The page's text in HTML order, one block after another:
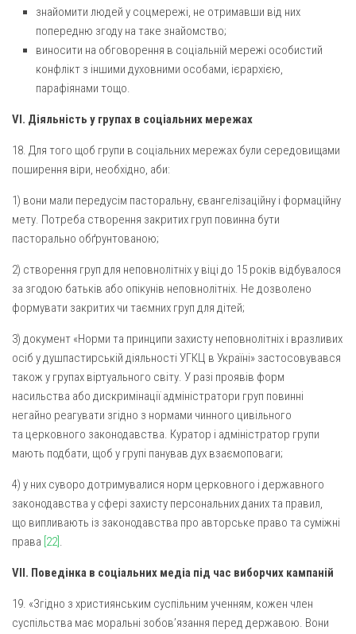
знайомити людей у соцмережі, не отримавши від них
попередню згоду на таке знайомство;
виносити на обговорення в соціальній мережі особистий
конфлікт з іншими духовними особами, ієрархією,
парафіянами тощо.
VI. Діяльність у групах в соціальних мережах
18. Для того щоб групи в соціальних мережах були середовищами
поширення віри, необхідно, аби:
1) вони мали передусім пасторальну, євангелізаційну і формаційну
мету. Потреба створення закритих груп повинна бути
пасторально обґрунтованою;
2) створення груп для неповнолітніх у віці до 15 років відбувалося
за згодою батьків або опікунів неповнолітніх. Не дозволено
формувати закритих чи таємних груп для дітей;
3) документ «Норми та принципи захисту неповнолітніх і вразливих
осіб у душпастирській діяльності УГКЦ в Україні» застосовувався
також у групах віртуального світу. У разі проявів форм
насильства або дискримінації адміністратори груп повинні
негайно реагувати згідно з нормами чинного цивільного
та церковного законодавства. Куратор і адміністратор групи
мають подбати, щоб у групі панував дух взаємоповаги;
4) у них суворо дотримувалися норм церковного і державного
законодавства у сфері захисту персональних даних та правил,
що випливають із законодавства про авторське право та суміжні
права [22].
VII. Поведінка в соціальних медіа під час виборчих кампаній
19. «Згідно з християнським суспільним ученням, кожен член
суспільства має моральні зобов’язання перед державою. Вони